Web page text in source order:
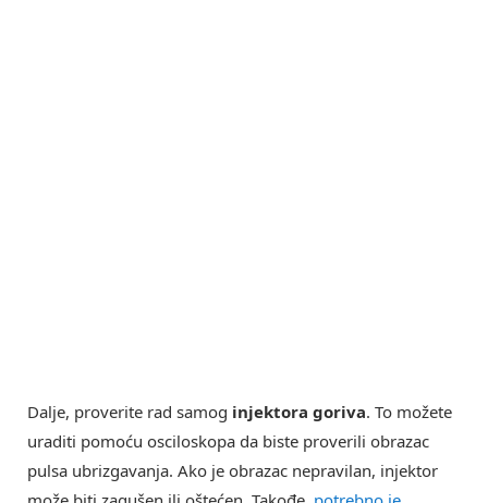
Dalje, proverite rad samog injektora goriva. To možete
uraditi pomoću osciloskopa da biste proverili obrazac
pulsa ubrizgavanja. Ako je obrazac nepravilan, injektor